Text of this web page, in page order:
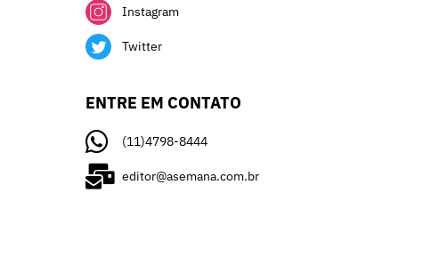
Instagram
Twitter
ENTRE EM CONTATO
(11)4798-8444
editor@asemana.com.br